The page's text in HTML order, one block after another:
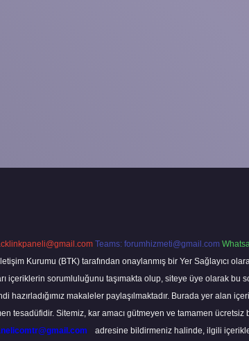
Teams: forumhizmeti@gmail.com
Kurumu (BTK) tarafından onaylanmış bir Yer Sağlayıcı
içeriklerin sorumluluğunu taşımakta olup, siteye üye olarak
hazırladığımız makaleler paylaşılmaktadır. Burada yer alan
tesadüfidir. Sitemiz, kar amacı gütmeyen ve tamamen
adresine bildirmeniz halinde, ilgili